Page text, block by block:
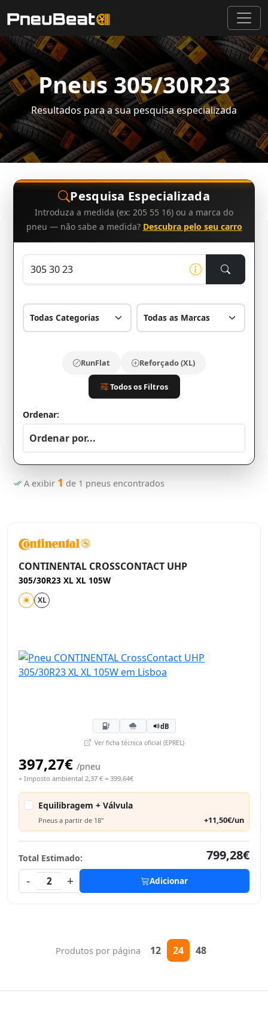
Pneus 305/30R23
Resultados para a sua pesquisa especializada
Pesquisa Especializada
Introduza a medida (ex: 205 55 16) ou a marca do
pneu — não sabe a medida? Descubra pelo seu carro
RunFlat Reforçado (XL)
Todos os Filtros
Ordenar:
A exibir 1 de 1 pneus encontrados
CONTINENTAL CROSSCONTACT UHP
305/30R23 XL XL 105W
XL
dB
Ver ficha técnica oficial (EPREL)
397,27€ /pneu
+ Imposto ambiental 2,37 € = 399,64€
Equilibragem + Válvula
Pneus a partir de 18" +11,50€/un
Total Estimado:
799,28€
-
2 + Adicionar
Produtos por página 12 24 48